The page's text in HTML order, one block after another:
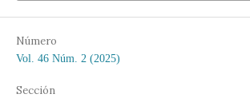
Número
Vol. 46 Núm. 2 (2025)
Sección